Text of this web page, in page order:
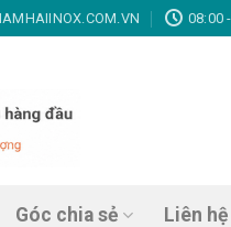
tự khoan inox, Vít trí, Vít08:00
Góc chia sẻ Liên hệ